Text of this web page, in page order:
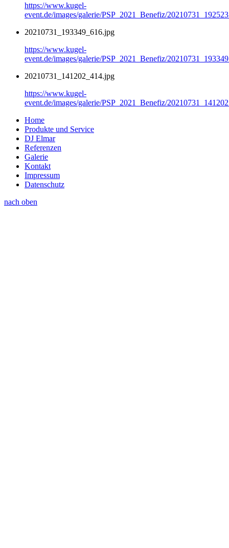
https://www.kugel-
event.de/images/galerie/PSP_2021_Benefiz/
20210731_193349_616.jpg
https://www.kugel-
event.de/images/galerie/PSP_2021_Benefiz/
20210731_141202_414.jpg
https://www.kugel-
event.de/images/galerie/PSP_2021_Benefiz/
Home
Produkte und Service
DJ Elmar
Referenzen
Galerie
Kontakt
Impressum
Datenschutz
nach oben